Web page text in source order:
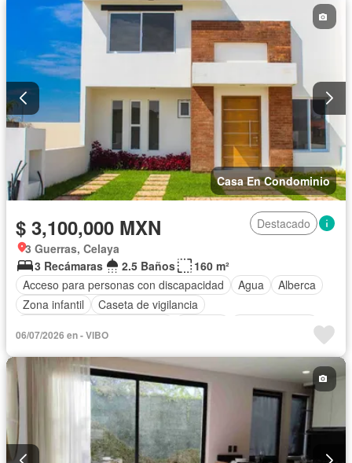
Sin amueblar
Casa En Condominio
$ 3,100,000 MXN
Destacado
3 Guerras, Celaya
3 Recámaras
2.5 Baños
160 m²
Acceso para personas con discapacidad
Agua
Alberca
Zona infantil
Caseta de vigilancia
Electricidad
Estacionamiento
Jardín
Recámara con closet
Sala polivalente
Seguridad
Televisión por cable Wifi Zonas verdes
06/07/2026 en - VIBO